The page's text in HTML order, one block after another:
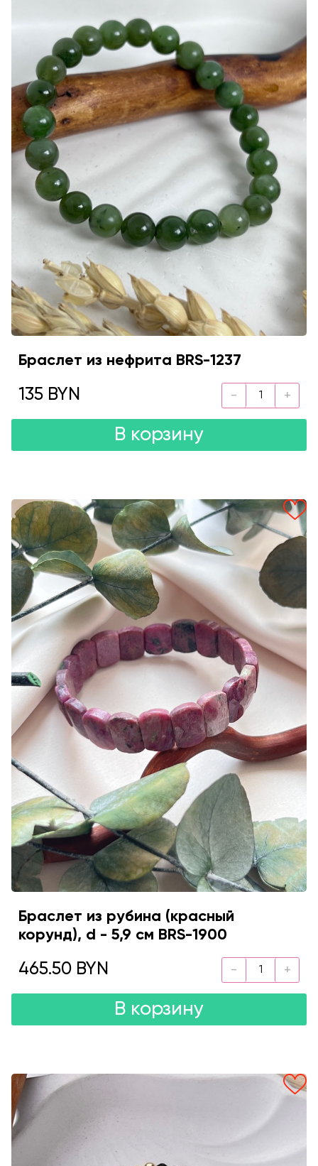
Браслет из нефрита BRS-1237
135 BYN
В корзину
Браслет из рубина (красный
корунд), d - 5,9 см BRS-1900
465.50 BYN
В корзину